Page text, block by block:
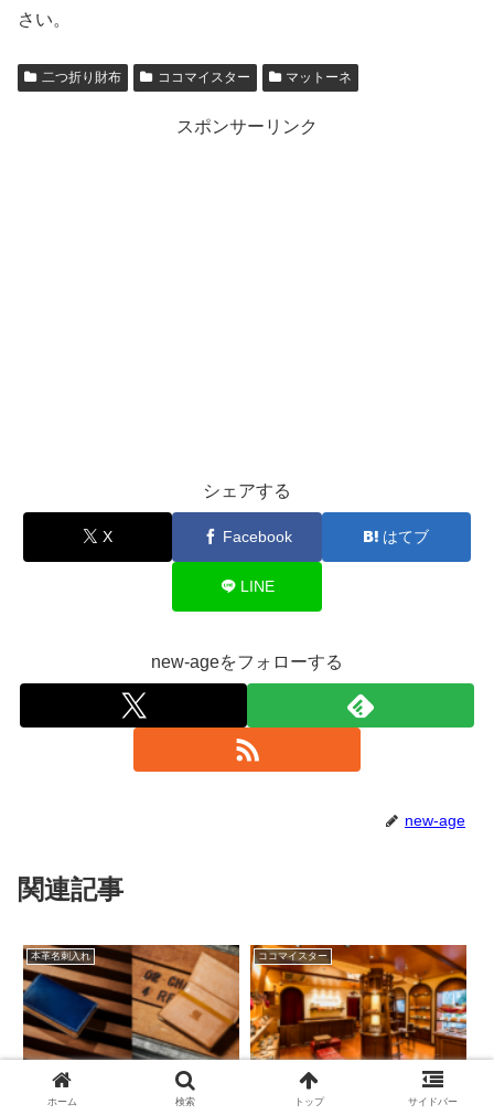
さい。
二つ折り財布 ココマイスター マットーネ
スポンサーリンク
シェアする
X Facebook はてブ
LINE
new-ageをフォローする
new-age
関連記事
本革名刺入れ
コードバン×オークバーク
の名刺入れコードバンクル
ココマイスター
ココマイスター
(cocomeister)自由が丘店
ホーム 検索 トップ サイドバー